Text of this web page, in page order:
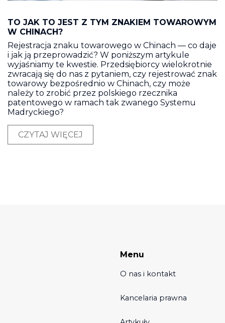
TO JAK TO JEST Z TYM ZNAKIEM TOWAROWYM
W CHINACH?
Rejestracja znaku towarowego w Chinach — co daje
i jak ją przeprowadzić? W poniższym artykule
wyjaśniamy te kwestie. Przedsiębiorcy wielokrotnie
zwracają się do nas z pytaniem, czy rejestrować znak
towarowy bezpośrednio w Chinach, czy może
należy to zrobić przez polskiego rzecznika
patentowego w ramach tak zwanego Systemu
Madryckiego?
CZYTAJ WIĘCEJ
Menu
O nas i kontakt
Kancelaria prawna